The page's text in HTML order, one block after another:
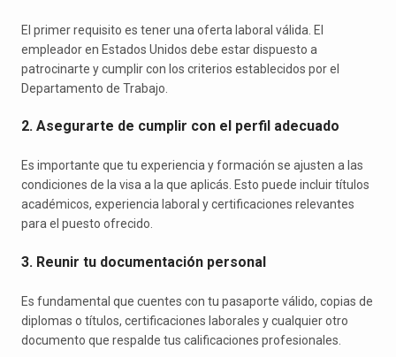
El primer requisito es tener una oferta laboral válida. El
empleador en Estados Unidos debe estar dispuesto a
patrocinarte y cumplir con los criterios establecidos por el
Departamento de Trabajo.
2. Asegurarte de cumplir con el perfil adecuado
Es importante que tu experiencia y formación se ajusten a las
condiciones de la visa a la que aplicás. Esto puede incluir títulos
académicos, experiencia laboral y certificaciones relevantes
para el puesto ofrecido.
3. Reunir tu documentación personal
Es fundamental que cuentes con tu pasaporte válido, copias de
diplomas o títulos, certificaciones laborales y cualquier otro
documento que respalde tus calificaciones profesionales.